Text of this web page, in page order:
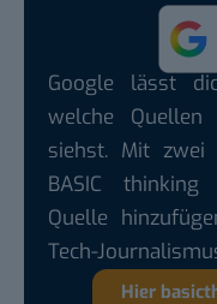
Google lässt
welche
siehst. Mit zwei
BASIC
Quelle
Tech-
Hier